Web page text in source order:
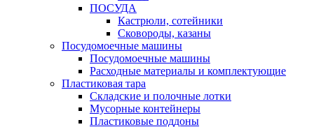
ПОСУДА
Кастрюли, сотейники
Сковороды, казаны
Посудомоечные машины
Посудомоечные машины
Расходные материалы и комплектующие
Пластиковая тара
Складские и полочные лотки
Мусорные контейнеры
Пластиковые поддоны